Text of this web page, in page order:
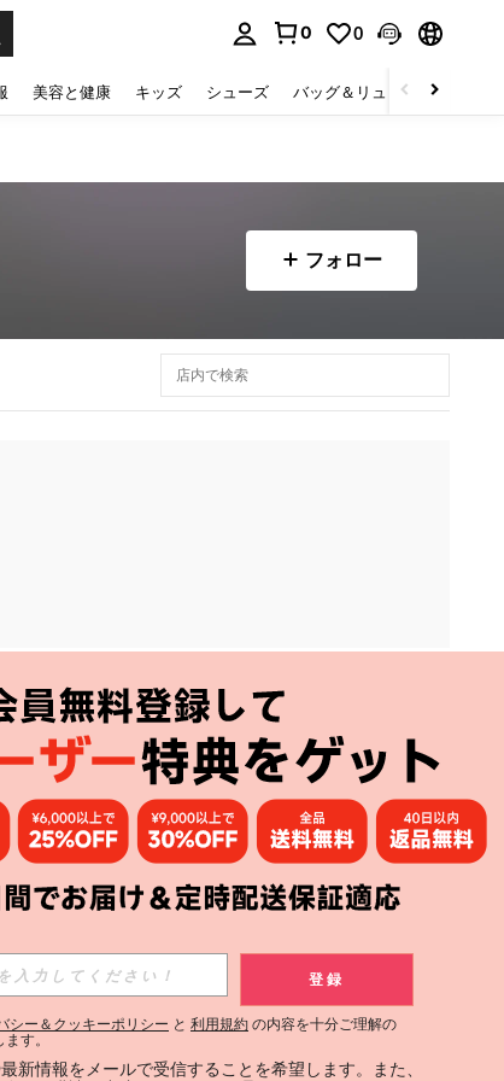
0 0
美容と健康 キッズ シューズ バッグ＆リュック
フォロー
アプリ
購読
登録する
登録
シー＆クッキーポリシー と 利用規約 の内容を十分ご理解の
す。
新情報をメールで受信することを希望します。また、